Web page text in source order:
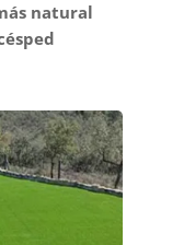
natural